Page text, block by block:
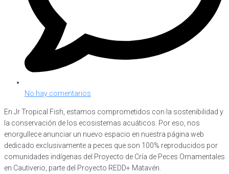
No hay comentarios
En Jr Tropical Fish, estamos comprometidos con la sostenibilidad y
la conservación de los ecosistemas acuáticos. Por eso, nos
enorgullece anunciar un nuevo espacio en nuestra página web
dedicado exclusivamente a peces que son 100% reproducidos por
comunidades indígenas del Proyecto de Cría de Peces Ornamentales
en Cautiverio, parte del Proyecto REDD+ Matavén.